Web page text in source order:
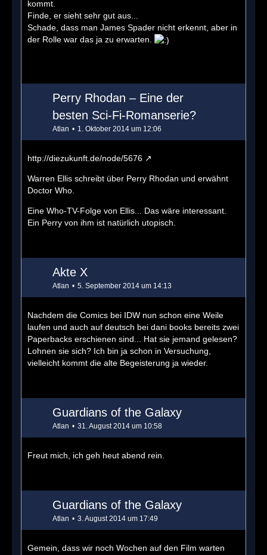
kommt.
Finde, er sieht sehr gut aus...
Schade, dass man James Spader nicht erkennt, aber in
der Rolle war das ja zu erwarten.
Perry Rhodan – Eine der
besten Sci-Fi-Romanserie?
Atlan 1. Oktober 2014 um 12:06
http://diezukunft.de/node/5676
Warren Ellis schreibt über Perry Rhodan und erwähnt
Doctor Who.
Eine Who-TV-Folge von Ellis... Das wäre interessant.
Ein Perry von ihm ist natürlich utopisch.
Akte X
Atlan 5. September 2014 um 14:13
Nachdem die Comics bei IDW nun schon eine Weile
laufen und auch auf deutsch bei dani books bereits zwei
Paperbacks erschienen sind... Hat sie jemand gelesen?
Lohnen sie sich? Ich bin ja schon in Versuchung,
vielleicht kommt die alte Begeisterung ja wieder.
Guardians of the Galaxy
Atlan 31. August 2014 um 10:58
Freut mich, ich geh heut abend rein.
Guardians of the Galaxy
Atlan 3. August 2014 um 17:49
Gemein, dass wir noch Wochen auf den Film warten